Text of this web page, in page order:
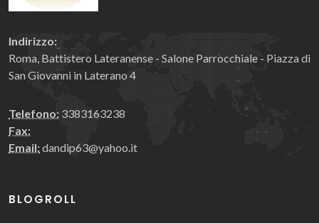
Indirizzo:
Roma, Battistero Lateranense - Salone Parrocchiale - Piazza di
San Giovanni in Laterano 4
Telefono: 3383163238
Fax:
Email:dandip63@yahoo.it
BLOGROLL